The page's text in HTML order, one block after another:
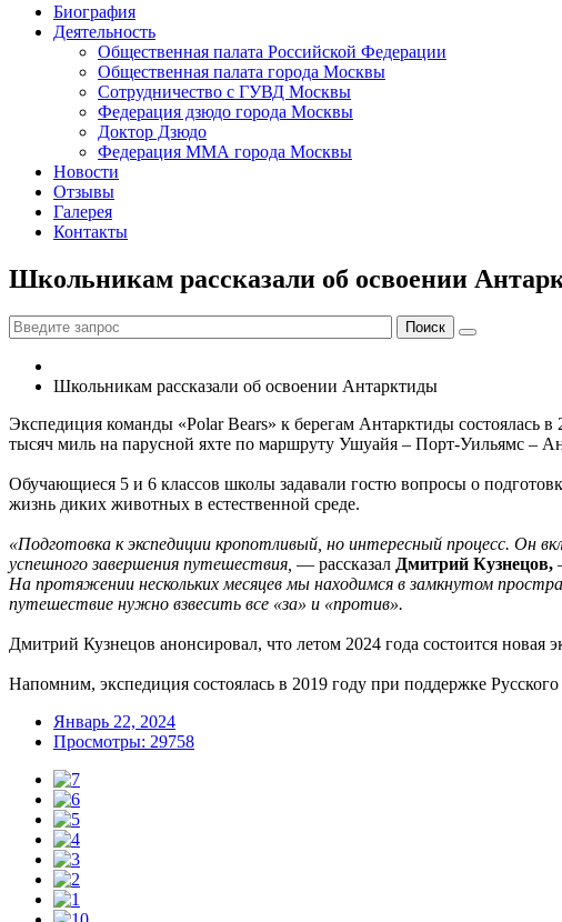
Биография
Деятельность
Общественная палата Российской Федерации
Общественная палата города Москвы
Сотрудничество с ГУВД Москвы
Федерация дзюдо города Москвы
Доктор Дзюдо
Федерация ММА города Москвы
Новости
Отзывы
Галерея
Контакты
Школьникам рассказали об освоении
Школьникам рассказали об освоении Антарктиды
Экспедиция команды «Polar Bears» к берегам Антарктиды
тысяч миль на парусной яхте по маршруту Ушуайя – Порт-Уильямс –
Обучающиеся 5 и 6 классов школы задавали гостю вопросы о
жизнь диких животных в естественной среде.
«Подготовка к экспедиции кропотливый, но интересный процесс. Он
успешного завершения путешествия, — рассказал Дмитрий Кузнецов,
На протяжении нескольких месяцев мы находимся в замкнутом
путешествие нужно взвесить все «за» и «против».
Дмитрий Кузнецов анонсировал, что летом 2024 года состоится новая
Напомним, экспедиция состоялась в 2019 году при поддержке
Январь 22, 2024
Просмотры: 29758